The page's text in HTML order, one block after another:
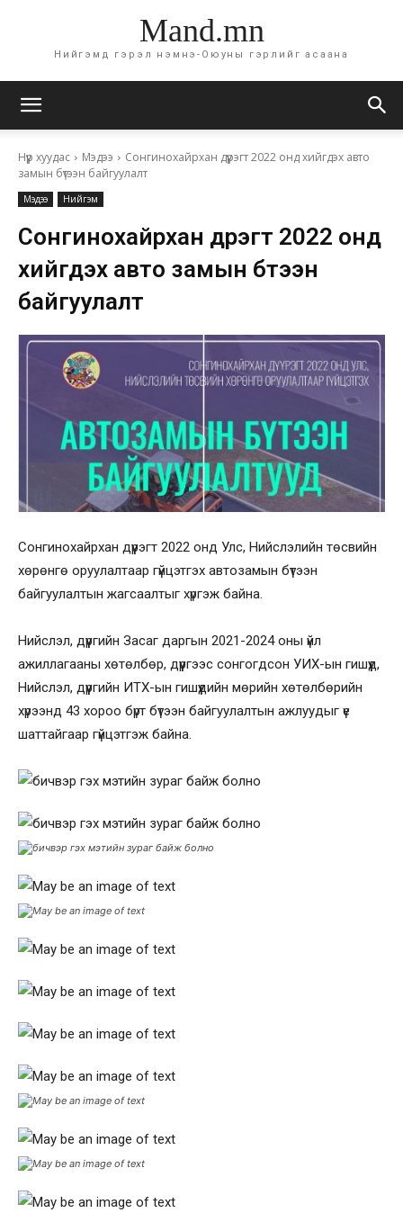
Mand.mn
Нийгэмд гэрэл нэмнэ-Оюуны гэрлийг асаана
Нүүр хуудас Мэдээ
Сонгинохайрхан дүүрэгт 2022 онд хийгдэх авто
замын бүтээн байгуулалт
Мэдээ Нийгэм
Сонгинохайрхан дүүрэгт 2022 онд
хийгдэх авто замын бүтээн
байгуулалт
Сонгинохайрхан дүүрэгт 2022 онд Улс, Нийслэлийн төсвийн
хөрөнгө оруулалтаар гүйцэтгэх автозамын бүтээн
байгуулалтын жагсаалтыг хүргэж байна.
Нийслэл, дүүргийн Засаг даргын 2021-2024 оны үйл
ажиллагааны хөтөлбөр, дүүргээс сонгогдсон УИХ-ын гишүүд,
Нийслэл, дүүргийн ИТХ-ын гишүүдийн мөрийн хөтөлбөрийн
хүрээнд 43 хороо бүрт бүтээн байгуулалтын ажлуудыг үе
шаттайгаар гүйцэтгэж байна.